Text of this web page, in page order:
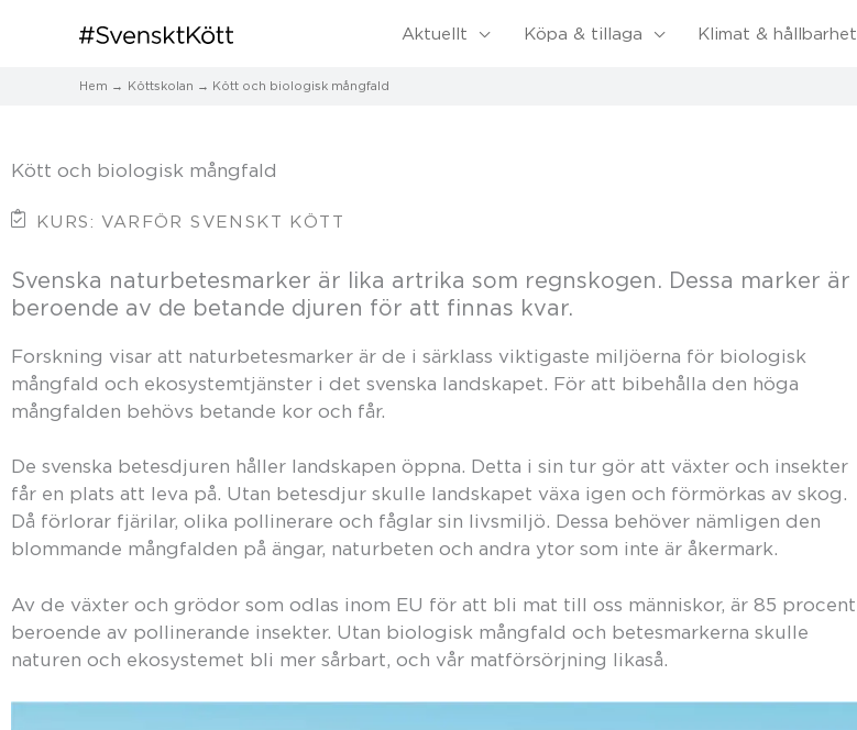
Aktuellt Köpa & tillaga Klimat & hållbarhet
Hem Köttskolan Kött och biologisk mångfald
Kött och biologisk mångfald
KURS: VARFÖR SVENSKT KÖTT
Svenska naturbetesmarker är lika artrika som regnskogen. Dessa marker är
beroende av de betande djuren för att finnas kvar.
Forskning visar att naturbetesmarker är de i särklass viktigaste miljöerna för biologisk
mångfald och ekosystemtjänster i det svenska landskapet. För att bibehålla den höga
mångfalden behövs betande kor och får.
De svenska betesdjuren håller landskapen öppna. Detta i sin tur gör att växter och insekter
får en plats att leva på. Utan betesdjur skulle landskapet växa igen och förmörkas av skog.
Då förlorar fjärilar, olika pollinerare och fåglar sin livsmiljö. Dessa behöver nämligen den
blommande mångfalden på ängar, naturbeten och andra ytor som inte är åkermark.
Av de växter och grödor som odlas inom EU för att bli mat till oss människor, är 85 procent
beroende av pollinerande insekter. Utan biologisk mångfald och betesmarkerna skulle
naturen och ekosystemet bli mer sårbart, och vår matförsörjning likaså.